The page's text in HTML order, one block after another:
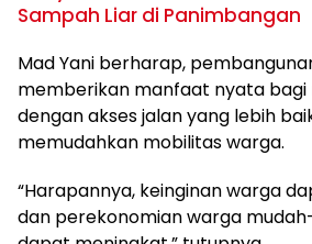
Sampah Liar di Panimbangan
Mad Yani berharap,
memberikan manfaat nyata bagi
dengan akses jalan yang lebih
memudahkan mobilitas warga.
“Harapannya, keinginan warga
dan perekonomian warga